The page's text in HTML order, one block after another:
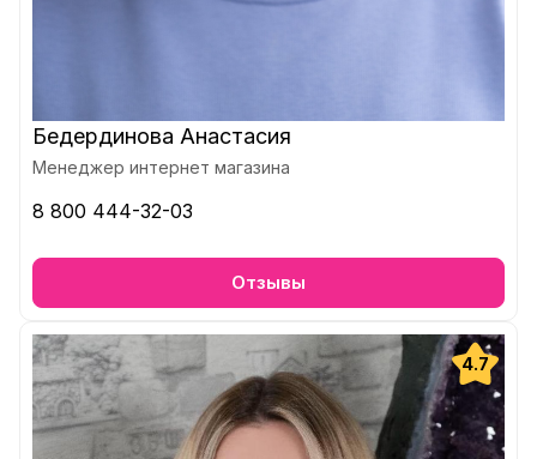
Бедердинова Анастасия
Менеджер интернет магазина
8 800 444-32-03
Отзывы
4.7